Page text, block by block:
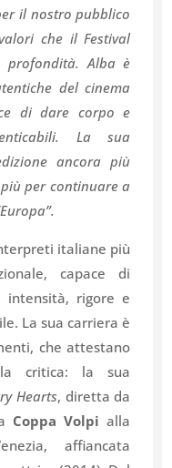
il nostro pubblico
che il Festival
profondità. Alba è
del cinema
di dare corpo e
La sua
ancora più
per continuare a
italiane più
capace di
rigore e
La sua carriera è
che attestano
critica: la sua
Hearts, diretta da
Coppa Volpi alla
affiancata